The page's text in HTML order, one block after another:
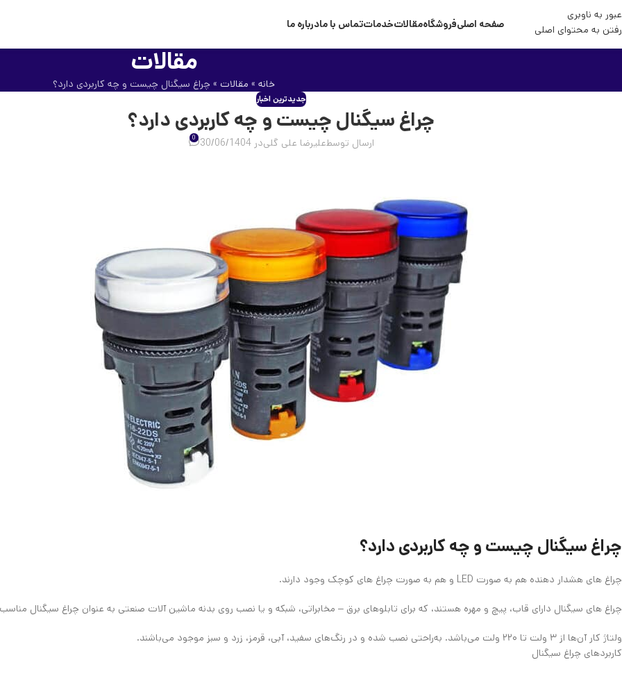
عبور به ناوبری
رفتن به محتوای اصلی
صفحه اصلیفروشگاهمقالاتخدماتتماس با مادرباره ما
مقالات
خانه » مقالات » چراغ سیگنال چیست و چه کاربردی دارد؟
جدیدترین اخبار
چراغ سیگنال چیست و چه کاربردی دارد؟
ارسال توسطعلیرضا علی گلیدر 30/06/1404 0
چراغ سیگنال چیست و چه کاربردی دارد؟
چراغ های هشدار دهنده هم به‌ صورت LED و هم به‌ صورت چراغ‌ های کوچک وجود دارند.
چراغ های سیگنال دارای قاب، پیچ و مهره‌ هستند، که برای تابلو‌های برق – مخابراتی، شبکه و یا نصب روی بدنه ماشین‌ آلات صنعتی به‌ عنوان چراغ سیگنال
ولتاژ کار آن‌ها از ۳ ولت تا ۲۲۰ ولت می‌باشد. به‌راحتی نصب‌ شده و در رنگ‌های سفید، آبی، قرمز، زرد و سبز موجود می‌باشند.
کاربردهای چراغ سیگنال